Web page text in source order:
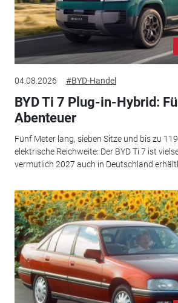
04.08.2026 #BYD-Handel
BYD Ti 7 Plug-in-Hybrid:
Abenteuer
Fünf Meter lang, sieben Sitze und bis zu
elektrische Reichweite: Der BYD Ti 7 ist
vermutlich 2027 auch in Deutschland